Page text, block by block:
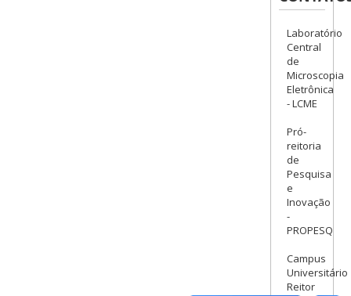
Laboratório
Central
de
Microscopia
Eletrônica
- LCME
Pró-
reitoria
de
Pesquisa
e
Inovação
-
PROPESQ
Campus
Universitário
Reitor